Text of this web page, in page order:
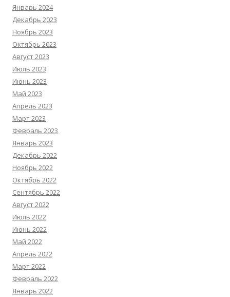
Январь 2024
Декабрь 2023
Ноябрь 2023
Октябрь 2023
Август 2023
Июль 2023
Июнь 2023
Май 2023
Апрель 2023
Март 2023
Февраль 2023
Январь 2023
Декабрь 2022
Ноябрь 2022
Октябрь 2022
Сентябрь 2022
Август 2022
Июль 2022
Июнь 2022
Май 2022
Апрель 2022
Март 2022
Февраль 2022
Январь 2022